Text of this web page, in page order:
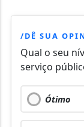
/DÊ SUA
Qual o seu
serviço
Ótimo